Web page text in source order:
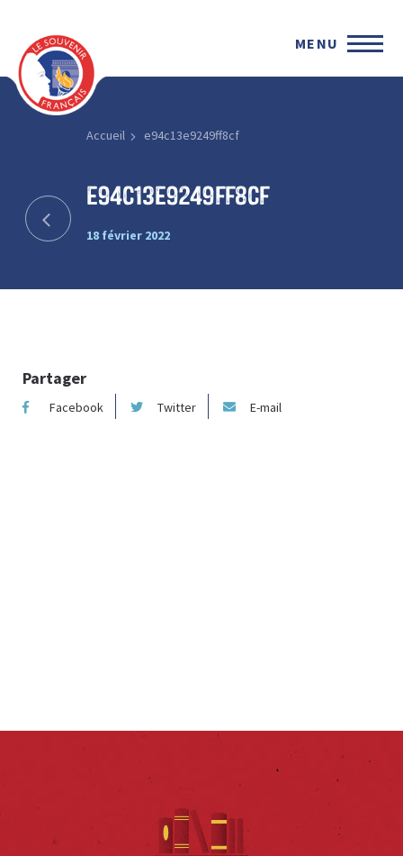
MENU
Accueil e94c13e9249ff8cf
e94c13e9249ff8cf
18 février 2022
Partager
Facebook Twitter E-mail